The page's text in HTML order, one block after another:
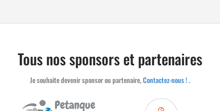
Tous nos sponsors et partenaires
Je souhaite devenir sponsor ou partenaire,Contactez-nous !.